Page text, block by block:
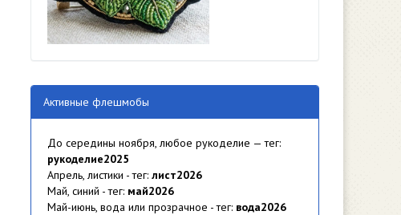
Активные флешмобы
До середины ноября, любое рукоделие — тег:
рукоделие2025
Апрель, листики - тег: лист2026
Май, синий - тег: май2026
Май-июнь, вода или прозрачное - тег: вода2026